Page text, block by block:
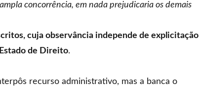
concorrência, em nada prejudicaria os demais
cuja observância independe de explicitação
de Direito.
recurso administrativo, mas a banca o